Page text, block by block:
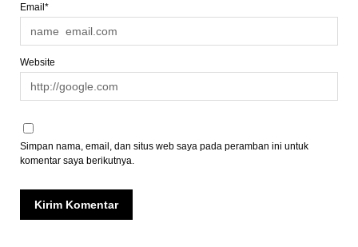
Email*
Website
Simpan nama, email, dan situs web saya pada peramban ini untuk
komentar saya berikutnya.